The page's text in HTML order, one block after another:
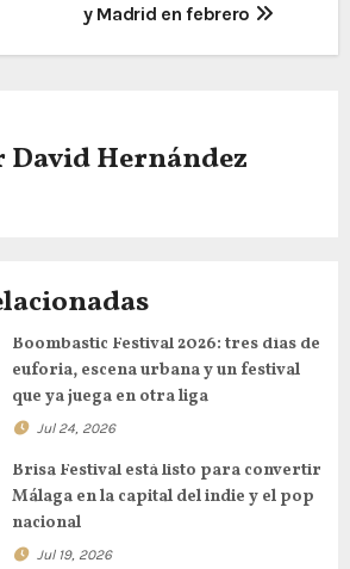
y Madrid en febrero
David Hernández
Boombastic Festival 2026: tres días de
euforia, escena urbana y un festival
que ya juega en otra liga
Jul 24, 2026
Brisa Festival está listo para convertir
Málaga en la capital del indie y el pop
nacional
Jul 19, 2026